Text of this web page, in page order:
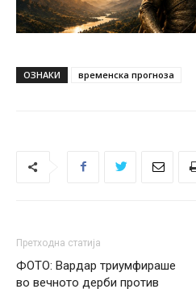
ОЗНАКИ временска прогноза
Претходна статија
ФОТО: Вардар триумфираше
во вечното дерби против